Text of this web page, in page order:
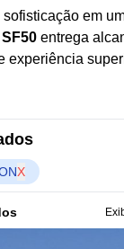
em
entrega
experiência
X